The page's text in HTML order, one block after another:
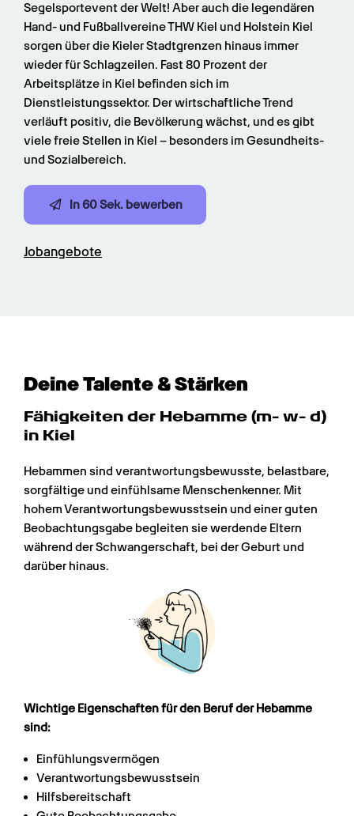
Segelsportevent der Welt! Aber auch die legendären
Hand- und Fußballvereine THW Kiel und Holstein Kiel
sorgen über die Kieler Stadtgrenzen hinaus immer
wieder für Schlagzeilen. Fast 80 Prozent der
Arbeitsplätze in Kiel befinden sich im
Dienstleistungssektor. Der wirtschaftliche Trend
verläuft positiv, die Bevölkerung wächst, und es gibt
viele freie Stellen in Kiel – besonders im Gesundheits-
und Sozialbereich.
In 60 Sek. bewerben
Jobangebote
Deine Talente & Stärken
Fähigkeiten der Hebamme (m- w- d)
in Kiel
Hebammen sind verantwortungsbewusste, belastbare,
sorgfältige und einfühlsame Menschenkenner. Mit
hohem Verantwortungsbewusstsein und einer guten
Beobachtungsgabe begleiten sie werdende Eltern
während der Schwangerschaft, bei der Geburt und
darüber hinaus.
Wichtige Eigenschaften für den Beruf der Hebamme
sind:
Einfühlungsvermögen
Verantwortungsbewusstsein
Hilfsbereitschaft